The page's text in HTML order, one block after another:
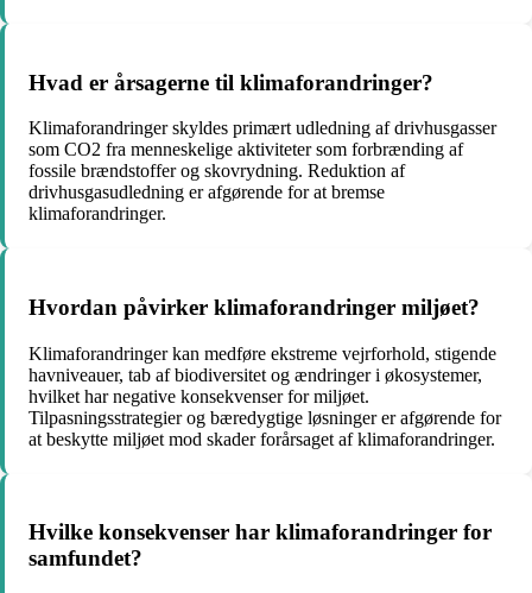
Hvad er årsagerne til klimaforandringer?
Klimaforandringer skyldes primært udledning af drivhusgasser
som CO2 fra menneskelige aktiviteter som forbrænding af
fossile brændstoffer og skovrydning. Reduktion af
drivhusgasudledning er afgørende for at bremse
klimaforandringer.
Hvordan påvirker klimaforandringer miljøet?
Klimaforandringer kan medføre ekstreme vejrforhold, stigende
havniveauer, tab af biodiversitet og ændringer i økosystemer,
hvilket har negative konsekvenser for miljøet.
Tilpasningsstrategier og bæredygtige løsninger er afgørende for
at beskytte miljøet mod skader forårsaget af klimaforandringer.
Hvilke konsekvenser har klimaforandringer for
samfundet?